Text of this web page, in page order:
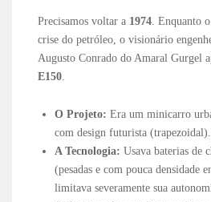
Precisamos voltar a 1974. Enquanto
crise do petróleo, o visionário
Augusto Conrado do Amaral Gurgel
E150.
O Projeto: Era um minicarro
com design futurista (trapezoidal).
A Tecnologia: Usava baterias de
(pesadas e com pouca densidade
limitava severamente sua